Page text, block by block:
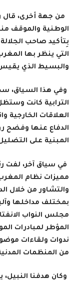
من جهة أخرى،
الوطنية والموقف
بِتأكيد صاحب
التي ينظر بها
والبسيط الذي
وفي هذا السياق،
الترابية كانت
العلاقات
الدفاع عنها وفضح
المبنية على
في سياق آخر، لفت
مميزات نظام
والتشاور من خلال
بمختلف مداخلها
مجلس النواب
المؤطر لمبادرات
ندوات ولقاءات
من المنظمات
وكان هدفنا النبيل،